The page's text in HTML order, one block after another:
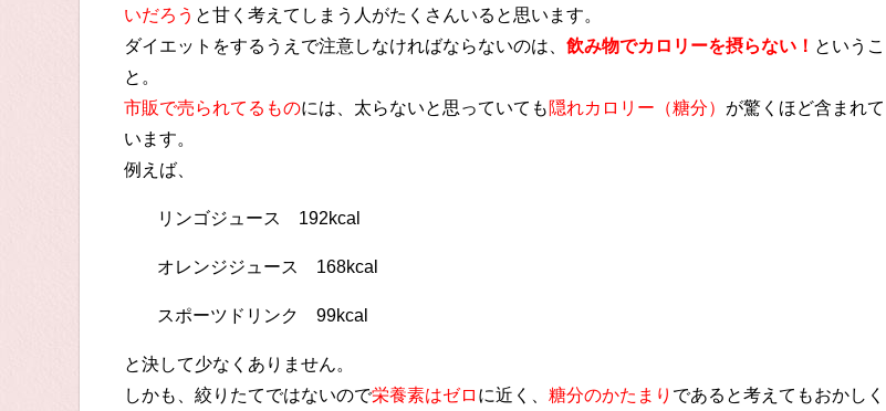
いだろう と甘く考えてしまう人がたくさんいると思います。
ダイエットをするうえで注意しなければならないのは、 飲み物でカロリーを摂らない！ というこ
と。
市販で売られてるものには、太らないと思っていても 隠れカロリー（糖分） が驚くほど含まれて
います。
例えば、
リンゴジュース 192kcal
オレンジジュース 168kcal
スポーツドリンク 99kcal
と決して少なくありません。
しかも、絞りたてではないので栄養素はゼロ に近く、 糖分のかたまり であると考えてもおかしく